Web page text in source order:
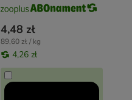
4,48 zł
89,60 zł / kg
4,26 zł